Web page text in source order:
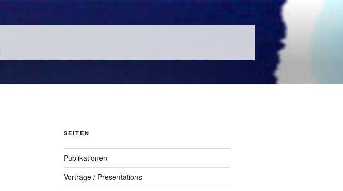
SEITEN
Publikationen
Vorträge / Presentations